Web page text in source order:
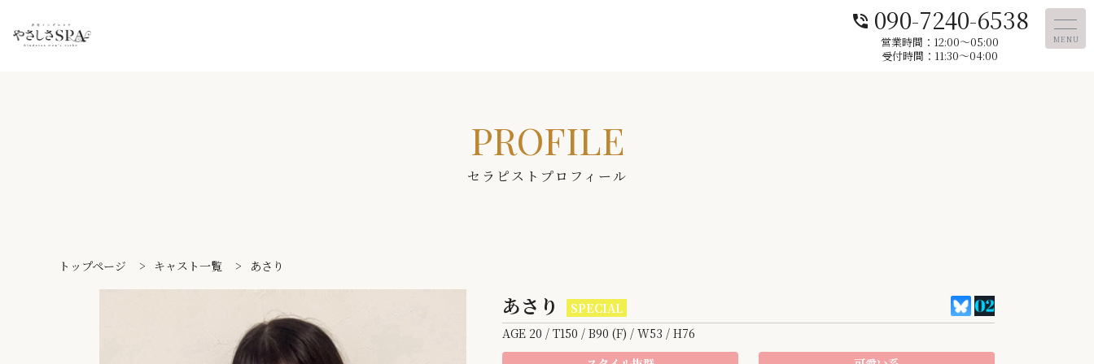
phone_in_talk 090-7240-6538
営業時間：12:00〜05:00
受付時間：11:30～04:00
MENU
セラピストプロフィール
PROFILE
トップページ > キャスト一覧 > あさり
あさり
SPECIAL
AGE 20 / T150 / B90 (F) / W53 / H76